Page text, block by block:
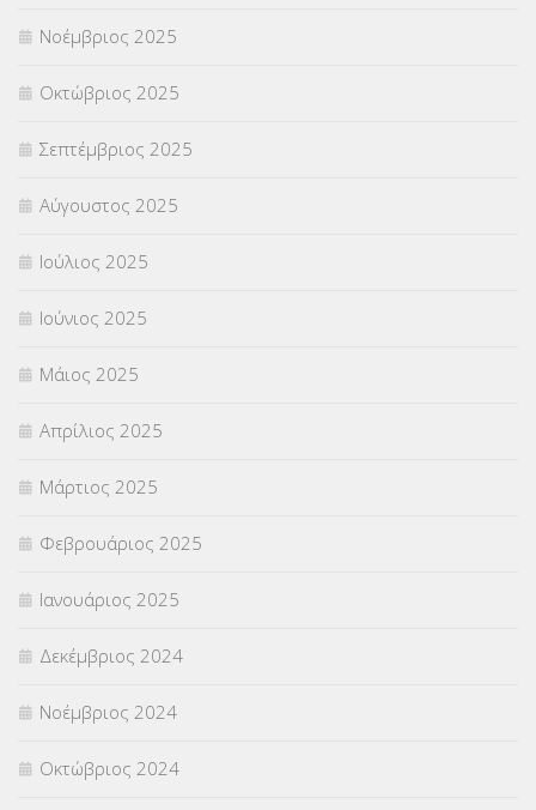
ΥΠΕΡΑΡΙΘΜΟΙ(1)
ΥΠΟΤΡΟΦΙΕΣ(28)
ΦΥΣΙΚΗ ΑΓΩΓΗ(692)
Χωρίς κατηγορία
Νοέμβριος 2025
Οκτώβριος 2025
Σεπτέμβριος 2025
Αύγουστος 2025
Ιούλιος 2025
Ιούνιος 2025
Μάιος 2025
Απρίλιος 2025
Μάρτιος 2025
Φεβρουάριος 2025
Ιανουάριος 2025
Δεκέμβριος 2024
Νοέμβριος 2024
Οκτώβριος 2024